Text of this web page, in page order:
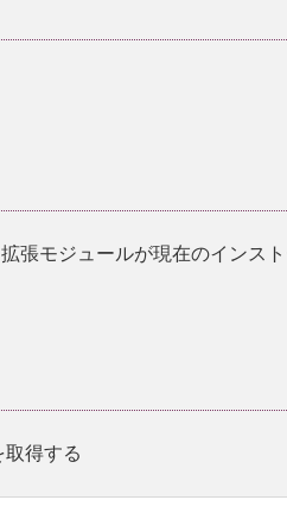
張モジュールが現在のインス
得する